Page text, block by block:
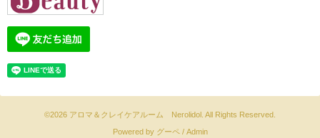
©2026 アロマ＆クレイケアルーム Nerolidol . All Rights Reserved.
Powered by グーペ/ Admin